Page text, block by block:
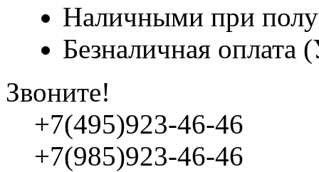
Наличными при
Безналичная
Звоните!
+7(495)923-46-46
+7(985)923-46-46